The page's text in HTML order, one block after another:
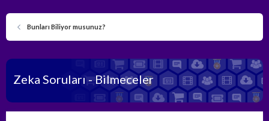
Bunları Biliyor musunuz?
Zeka Soruları - Bilmeceler